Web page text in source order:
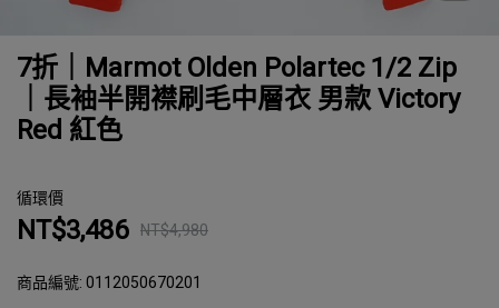
7折｜Marmot Olden Polartec 1/2 Zip
｜長袖半開襟刷毛中層衣 男款 Victory
Red 紅色
循環價
NT$3,486 NT$4,980
商品編號:0112050670201